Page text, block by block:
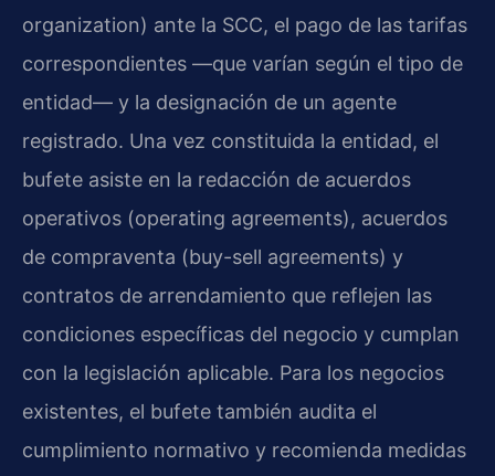
organization) ante la SCC, el pago de las tarifas
correspondientes —que varían según el tipo de
entidad— y la designación de un agente
registrado. Una vez constituida la entidad, el
bufete asiste en la redacción de acuerdos
operativos (operating agreements), acuerdos
de compraventa (buy-sell agreements) y
contratos de arrendamiento que reflejen las
condiciones específicas del negocio y cumplan
con la legislación aplicable. Para los negocios
existentes, el bufete también audita el
cumplimiento normativo y recomienda medidas